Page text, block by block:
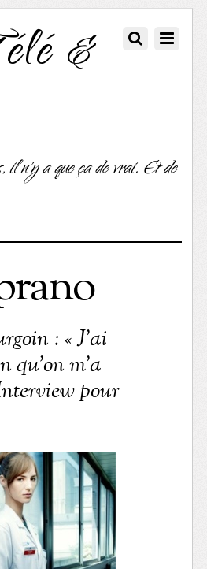
&
il n'y a que ça de vrai. Et de
: « J’ai
qu’on m’a
pour